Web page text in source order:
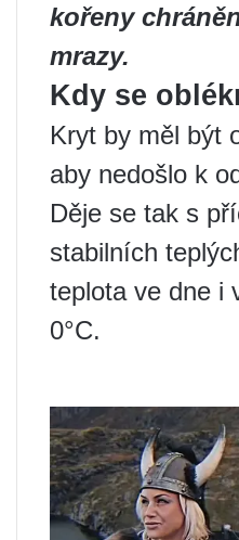
kořeny
mrazy.
Kdy se
Kryt by měl být
aby nedošlo k
Děje se tak s
stabilních
teplota ve dne i
0°C.